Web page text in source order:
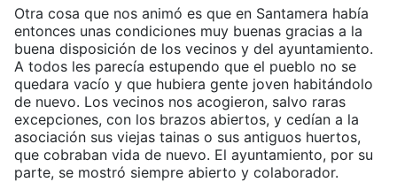
Otra cosa que nos animó es que en Santamera había
entonces unas condiciones muy buenas gracias a la
buena disposición de los vecinos y del ayuntamiento.
A todos les parecía estupendo que el pueblo no se
quedara vacío y que hubiera gente joven habitándolo
de nuevo. Los vecinos nos acogieron, salvo raras
excepciones, con los brazos abiertos, y cedían a la
asociación sus viejas tainas o sus antiguos huertos,
que cobraban vida de nuevo. El ayuntamiento, por su
parte, se mostró siempre abierto y colaborador.